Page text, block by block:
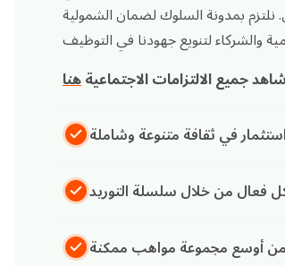
بمدونة السلوك لضمان الشمولية
جميع الالتزامات الاجتماعية هنا
في ثقافة متنوعة وشاملة
فعال من خلال سلسلة التوريد
أوسع مجموعة مواهب ممكنة